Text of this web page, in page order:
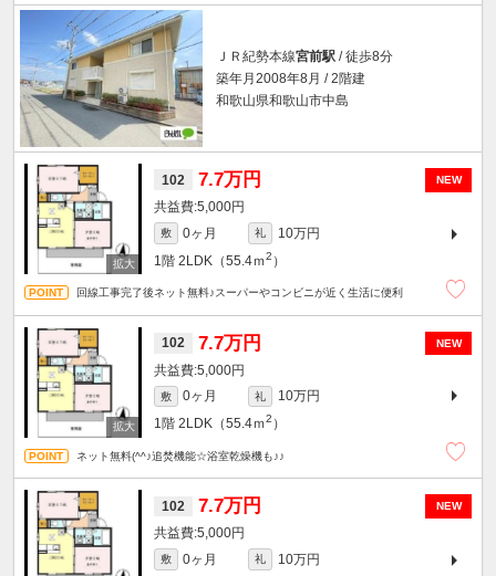
ＪＲ紀勢本線宮前駅 / 徒歩8分
築年月2008年8月 / 2階建
和歌山県和歌山市中島
NEW
102 7.7万円
5,000円
敷 0ヶ月 礼
10万円
1階 2LDK（55.4ｍ2 ）
回線工事完了後ネット無料♪スーパーやコンビニが近く生活に便利
NEW
102 7.7万円
5,000円
敷 0ヶ月 礼
10万円
1階 2LDK（55.4ｍ2 ）
ネット無料(^^♪追焚機能☆浴室乾燥機も♪♪
NEW
102 7.7万円
5,000円
敷 0ヶ月 礼 10万円